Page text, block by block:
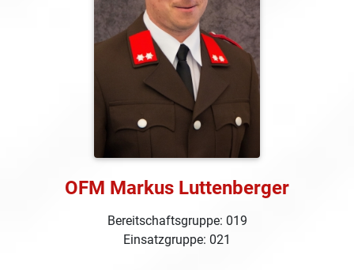
OFM Markus Luttenberger
Bereitschaftsgruppe: 019
Einsatzgruppe: 021